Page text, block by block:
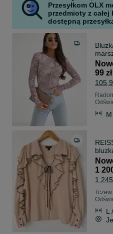
Przesyłkom OLX
przedmioty z całej
dostępną
99 zł
40
1
1
Tczew
L